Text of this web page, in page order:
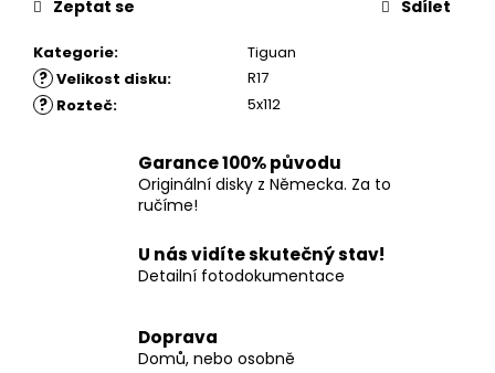
Kategorie: Tiguan
? Velikost disku: R17
? Rozteč: 5x112
Zeptat se Sdílet
Garance 100% původu
Originální disky z Německa. Za to
ručíme!
U nás vidíte skutečný stav!
Detailní fotodokumentace
Doprava
Domů, nebo osobně
e
m
e